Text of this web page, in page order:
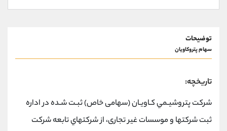
توضیحات
سهام پتروکاویان
تاریخچه:
شركت پتروشيـمي كـاويـان (سهامی خاص) ثبـت شـده در اداره
ثبت شرکتها و موسسات غیر تجاری، از شركتهاي تابعه شركت